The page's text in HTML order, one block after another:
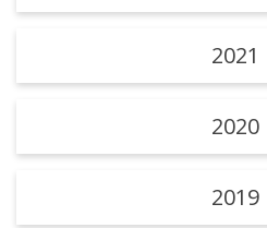
2021
2020
2019